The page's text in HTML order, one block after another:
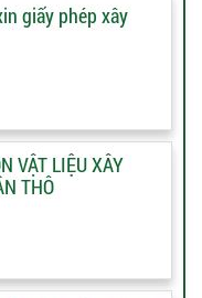
giấy phép xây
VẬT LIỆU XÂY
THÔ